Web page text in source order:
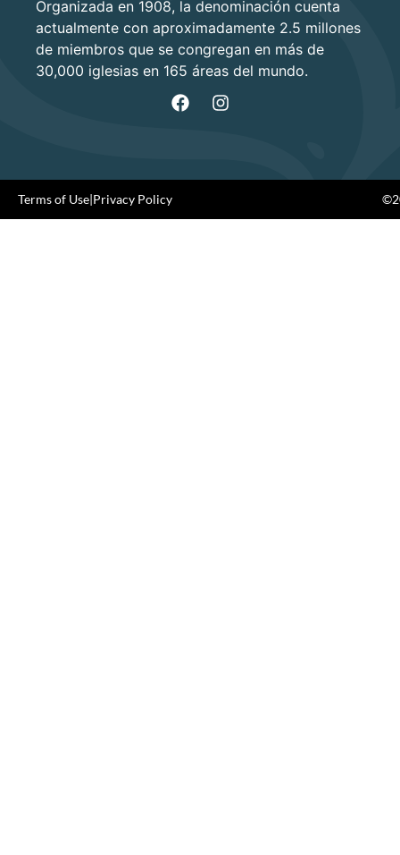
Organizada en 1908, la denominación cuenta
actualmente con aproximadamente 2.5 millones
de miembros que se congregan en más de
30,000 iglesias en 165 áreas del mundo.
Terms of Use|Privacy Policy